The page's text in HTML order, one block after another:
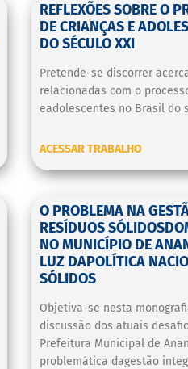
REFLEXÕES SOBRE O
DE CRIANÇAS E
DO SÉCULO XXI
Pretende-se discorrer
relacionadas com o
eadolescentes no Brasil do
ACESSAR TRABALHO
O PROBLEMA NA
RESÍDUOS
NO MUNICÍPIO DE
LUZ DAPOLÍTICA
SÓLIDOS
Objetiva-se nesta
discussão dos atuais
Prefeitura Municipal de
problemática dagestão